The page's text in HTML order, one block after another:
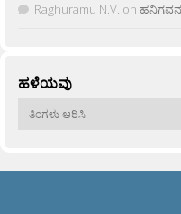
Raghuramu N.V. on
ಹಳೆಯವು
ಹಳೆಯವು